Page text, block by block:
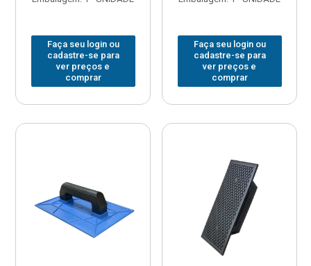
Faça seu login ou
cadastre-se para
ver preços e
comprar
Faça seu login ou
cadastre-se para
ver preços e
comprar